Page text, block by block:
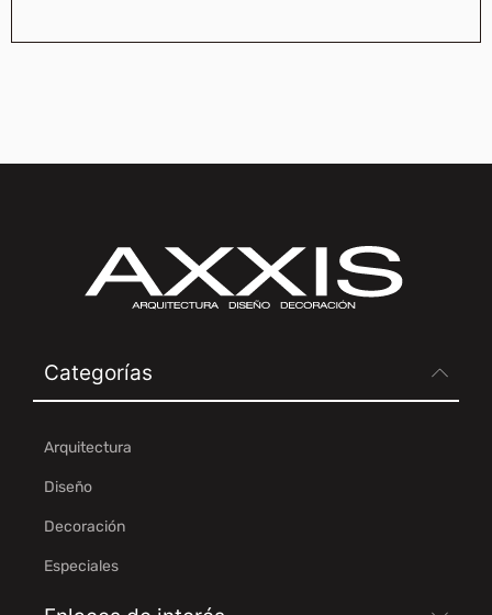
Categorías
Arquitectura
Diseño
Decoración
Especiales